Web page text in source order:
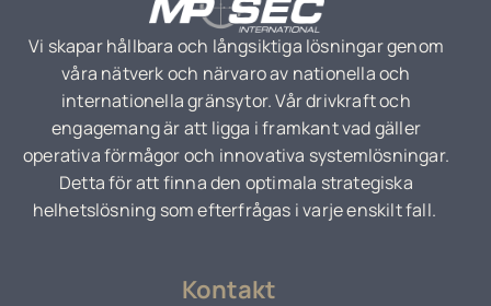
Vi skapar hållbara och långsiktiga lösningar genom
våra nätverk och närvaro av nationella och
internationella gränsytor. Vår drivkraft och
engagemang är att ligga i framkant vad gäller
operativa förmågor och innovativa systemlösningar.
Detta för att finna den optimala strategiska
helhetslösning som efterfrågas i varje enskilt fall.
Kontakt